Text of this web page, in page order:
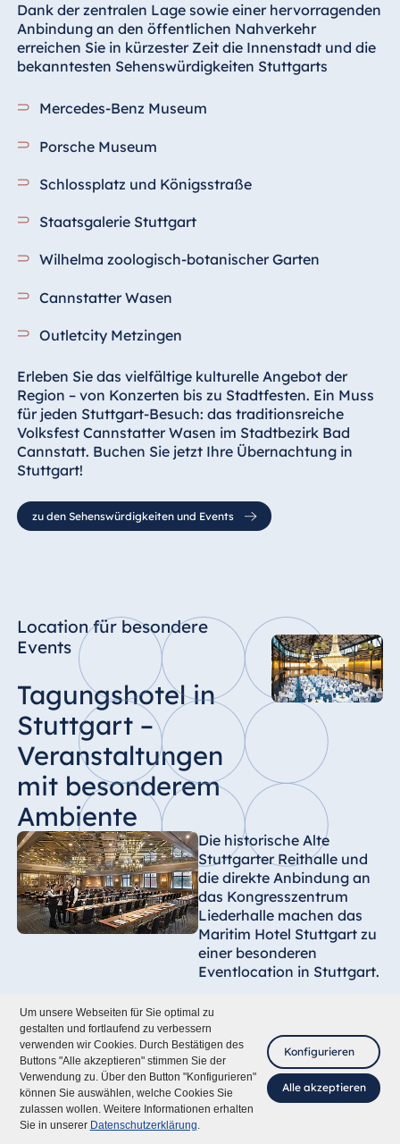
Um unsere Webseiten für Sie optimal zu
gestalten und fortlaufend zu verbessern
verwenden wir Cookies. Durch Bestätigen des
Buttons "Alle akzeptieren" stimmen Sie der
Verwendung zu. Über den Button "Konfigurieren"
können Sie auswählen, welche Cookies Sie
zulassen wollen. Weitere Informationen erhalten
Sie in unserer Datenschutzerklärung.
Konfigurieren
Alle akzeptieren
Dank der zentralen Lage sowie einer hervorragenden
Anbindung an den öffentlichen Nahverkehr
erreichen Sie in kürzester Zeit die Innenstadt und die
bekanntesten Sehenswürdigkeiten Stuttgarts
Mercedes-Benz Museum
Porsche Museum
Schlossplatz und Königsstraße
Staatsgalerie Stuttgart
Wilhelma zoologisch-botanischer Garten
Cannstatter Wasen
Outletcity Metzingen
Erleben Sie das vielfältige kulturelle Angebot der
Region – von Konzerten bis zu Stadtfesten. Ein Muss
für jeden Stuttgart-Besuch: das traditionsreiche
Volksfest Cannstatter Wasen im Stadtbezirk Bad
Cannstatt. Buchen Sie jetzt Ihre Übernachtung in
Stuttgart!
zu den Sehenswürdigkeiten und Events
Location für besondere
Events
Tagungshotel in
Stuttgart –
Veranstaltungen
mit besonderem
Ambiente
Die historische Alte
Stuttgarter Reithalle und
die direkte Anbindung an
das Kongresszentrum
Liederhalle machen das
Maritim Hotel Stuttgart zu
einer besonderen
Eventlocation in Stuttgart.
Ob Tagung, Meeting,
Seminar oder große Feier,
moderne Technik,
vielseitige
Veranstaltungsräume und
professionelle Betreuung
schaffen ideale
Fragen Sie mich